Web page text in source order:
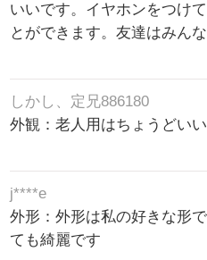
いいです。イヤホンをつけ
とができます。友達はみん
しかし、定兄886180
外観：老人用はちょうどいい
j****e
外形：外形は私の好きな形
ても綺麗です